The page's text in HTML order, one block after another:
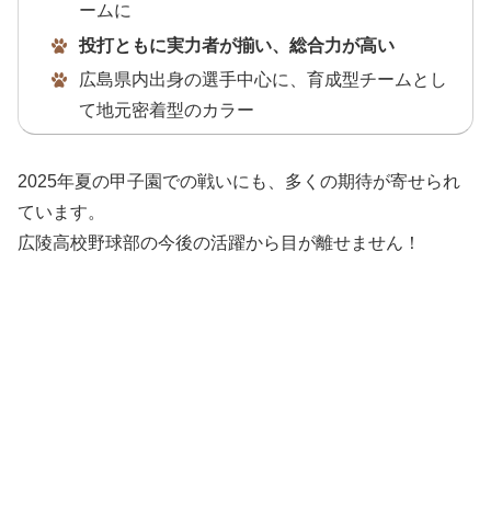
ームに
投打ともに実力者が揃い、総合力が高い
広島県内出身の選手中心に、育成型チームとし
て地元密着型のカラー
2025年夏の甲子園での戦いにも、多くの期待が寄せられ
ています。
広陵高校野球部の今後の活躍から目が離せません！